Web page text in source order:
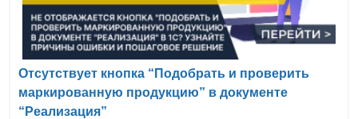
Отсутствует кнопка “Подобрать и проверить
маркированную продукцию” в документе
“Реализация”